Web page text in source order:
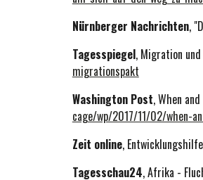
Nürnberger Nachrichten,
Tagesspiegel, Migration
migrationspakt
Washington Post, When
cage/wp/2017/11/02/when-
Zeit online,
Tagesschau24, Afrika -